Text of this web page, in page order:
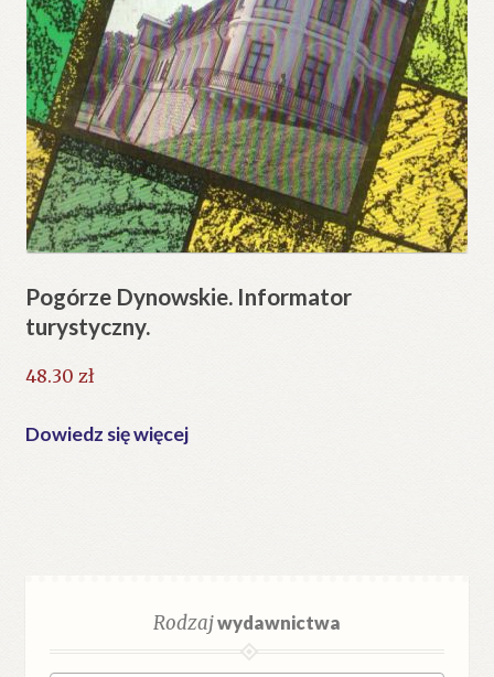
Pogórze Dynowskie. Informator
turystyczny.
48.30 zł
Dowiedz się więcej
Rodzajwydawnictwa